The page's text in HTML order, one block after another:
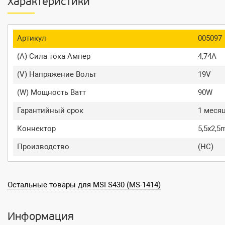
Характеристики
Артикул
005097
(A) Сила тока Ампер
4,74A
(V) Напряжение Вольт
19V
(W) Мощность Ватт
90W
Гарантийный срок
1
Коннектор
Производство
(HC)
Остальные товары для MSI S430 (MS-1414)
Информация